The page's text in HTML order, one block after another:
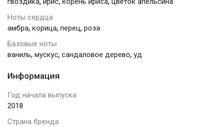
Ноты сердца
амбра, корица, перец, роза
Базовые ноты
ваниль, мускус, сандаловое дерево, уд
Информация
Год начала выпуска
2018
Страна бренда